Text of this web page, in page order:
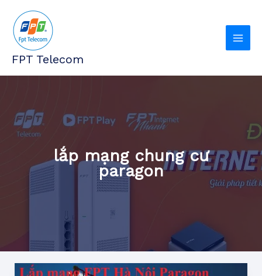
FPT Telecom
lắp mạng chung cư
paragon
Lắp